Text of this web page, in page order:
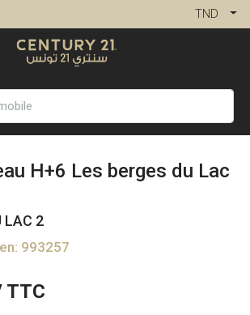
TND
H+6 Les berges du Lac
LAC 2
993257
TTC